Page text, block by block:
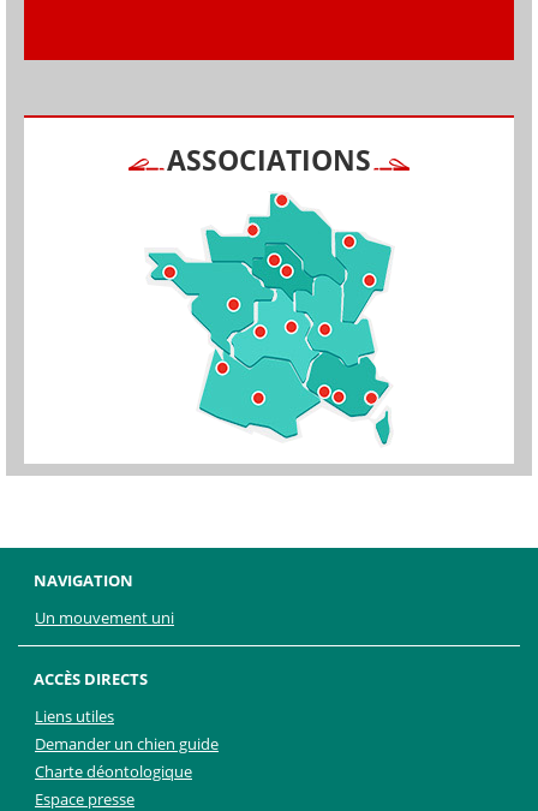
ASSOCIATIONS
NAVIGATION
Un mouvement uni
ACCÈS DIRECTS
Liens utiles
Demander un chien guide
Charte déontologique
Espace presse